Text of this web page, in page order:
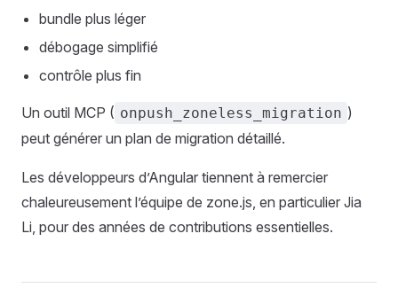
bundle plus léger
débogage simplifié
contrôle plus fin
Un outil MCP ( onpush_zoneless_migration )
peut générer un plan de migration détaillé.
Les développeurs d’Angular tiennent à remercier
chaleureusement l’équipe de zone.js, en particulier Jia
Li, pour des années de contributions essentielles.